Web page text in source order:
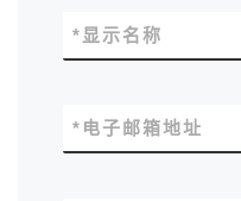
显示名称
*
电子邮箱地址
*